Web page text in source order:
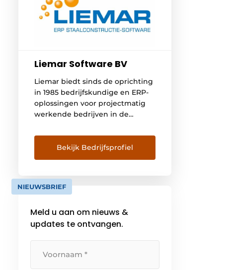
Liemar Software BV
Liemar biedt sinds de oprichting
in 1985 bedrijfskundige en ERP-
oplossingen voor projectmatig
werkende bedrijven in de
Onze missie is om als partner
jouw bedrijf en processen te
optimaliseren en samen meer
meer rust en rendement, zowel
bij de ondernemer als bij
Rendement […]
Bekijk Bedrijfsprofiel
NIEUWSBRIEF
Meld u aan om nieuws &
updates te ontvangen.